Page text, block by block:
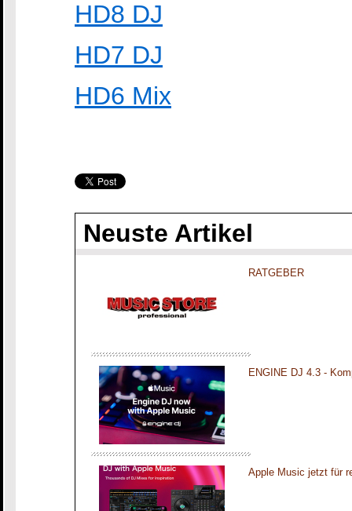
HD8 DJ
HD7 DJ
HD6 Mix
Neuste Artikel
RATGEBER
ENGINE DJ 4.3 -
Apple Music jetzt für